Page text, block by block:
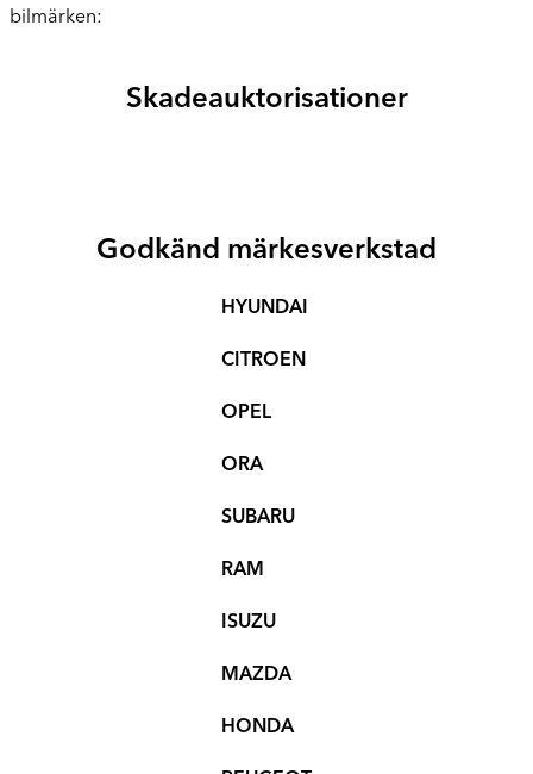
bilmärken:
Skadeauktorisationer
Godkänd märkesverkstad
HYUNDAI
CITROEN
OPEL
ORA
SUBARU
RAM
ISUZU
MAZDA
HONDA